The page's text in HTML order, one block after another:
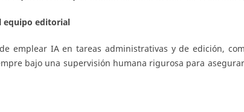
equipo editorial
emplear IA en tareas administrativas y de edición,
bajo una supervisión humana rigurosa para